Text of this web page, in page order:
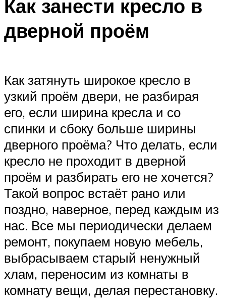
Как занести кресло в
дверной проём
Как затянуть широкое кресло в
узкий проём двери, не разбирая
его, если ширина кресла и со
спинки и сбоку больше ширины
дверного проёма? Что делать, если
кресло не проходит в дверной
проём и разбирать его не хочется?
Такой вопрос встаёт рано или
поздно, наверное, перед каждым из
нас. Все мы периодически делаем
ремонт, покупаем новую мебель,
выбрасываем старый ненужный
хлам, переносим из комнаты в
комнату вещи, делая перестановку.